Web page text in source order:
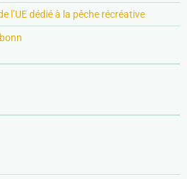
l’UE dédié à la pêche récréative